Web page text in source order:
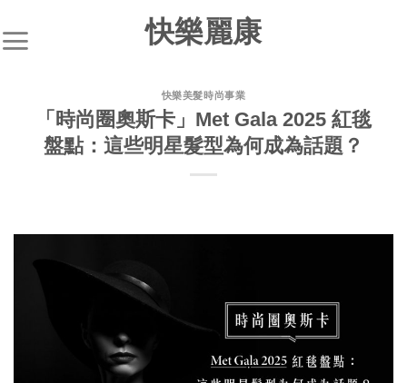
快樂麗康
快樂美髮時尚事業
「時尚圈奧斯卡」Met Gala 2025 紅毯
盤點：這些明星髮型為何成為話題？